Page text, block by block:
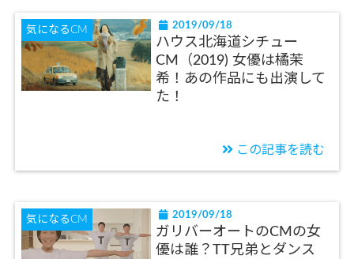
気になるCM 2019/09/18
ハウス北海道シチュー
CM（2019) 女優は橘茉
希！あの作品にも出演して
た！
この記事を読む
気になるCM 2019/09/18
ガリバーオートのCMの女
優は誰？TT兄弟とダンス